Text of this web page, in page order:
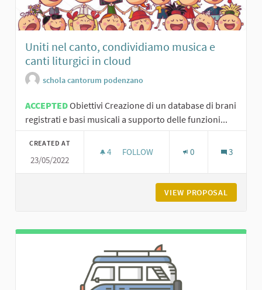
Uniti nel canto, condividiamo musica e
canti liturgici in cloud
schola cantorum podenzano
ACCEPTEDObiettivi Creazione di un database di brani
registrati e basi musicali a supporto delle funzioni...
CREATED AT
23/05/2022
4 4 FOLLOWERS
FOLLOW 0 3
VIEW PROPOSAL